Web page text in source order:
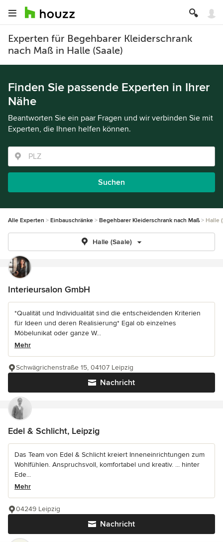
Experten für Begehbarer Kleiderschrank
nach Maß in Halle (Saale)
Finden Sie passende Experten in Ihrer
Nähe
Beantworten Sie ein paar Fragen und wir verbinden Sie mit
Experten, die Ihnen helfen können.
Suchen
Alle Experten Einbauschränke Begehbarer Kleiderschrank nach Maß Halle
Halle (Saale)
Interieursalon GmbH
*Qualität und Individualität sind die entscheidenden Kriterien
für Ideen und deren Realisierung* Egal ob einzelnes
Möbelunikat oder ganze W...
Mehr
Nachricht
Schwägrichenstraße 15, 04107 Leipzig
Edel & Schlicht, Leipzig
Das Team von Edel & Schlicht kreiert Inneneinrichtungen zum
Wohlfühlen. Anspruchsvoll, komfortabel und kreativ. ... hinter
Ede...
Mehr
Nachricht
04249 Leipzig